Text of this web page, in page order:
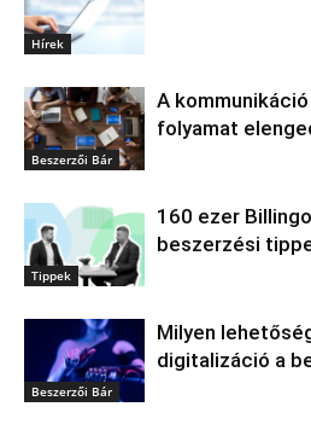
Hírek
Beszerzői Bár
A
folyamat
Tippek
160 ezer
beszerzési
Beszerzői Bár
Milyen
digitalizáció a